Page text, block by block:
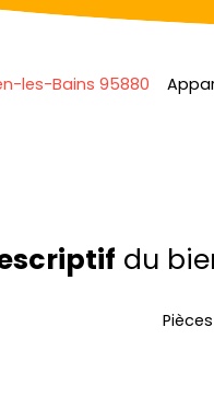
les-Bains 95880
du
Pièces